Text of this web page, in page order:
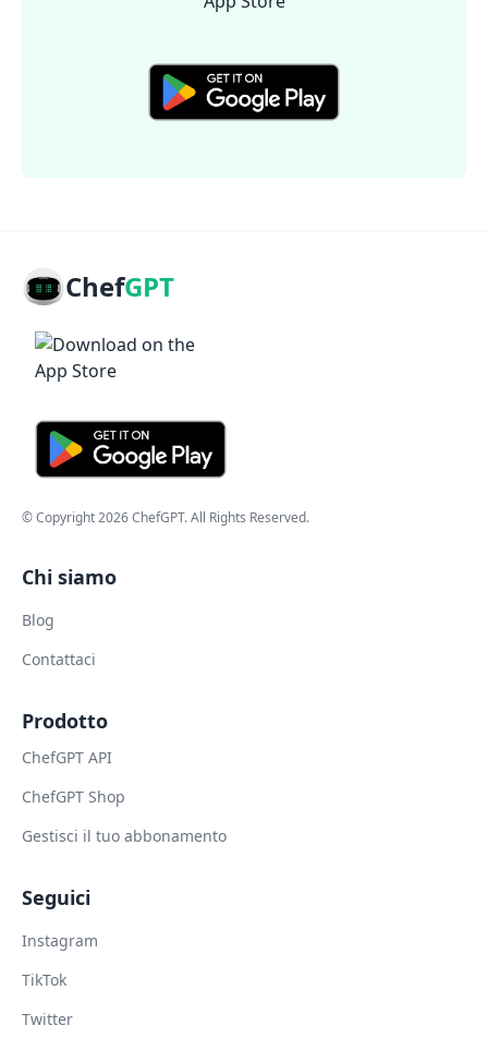
ChefGPT
© Copyright2026ChefGPT. All Rights Reserved.
Chi siamo
Blog
Contattaci
Prodotto
ChefGPT API
ChefGPT Shop
Gestisci il tuo abbonamento
Seguici
Instagram
TikTok
Twitter